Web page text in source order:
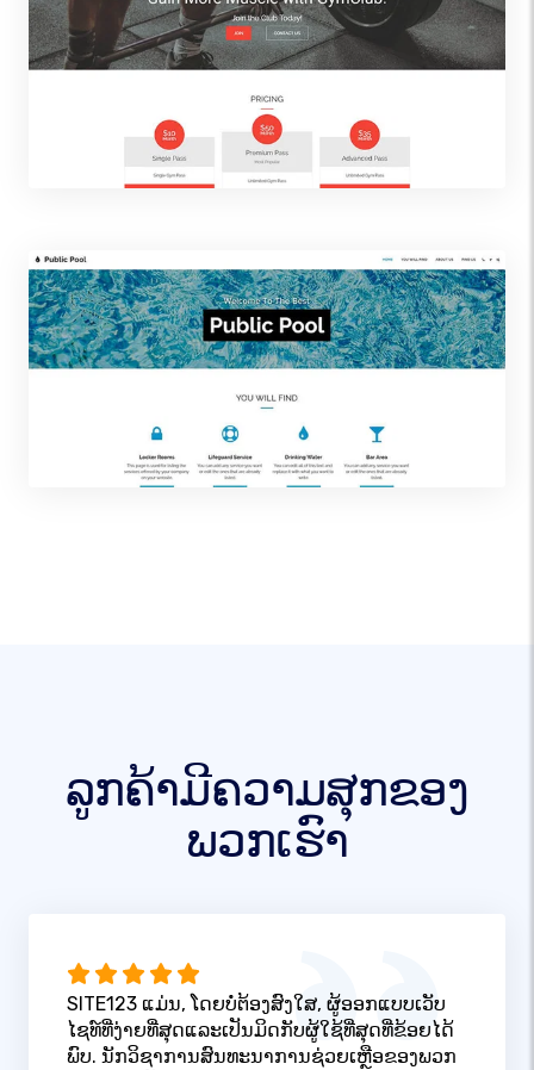
ລູກຄ້າມີຄວາມສຸກຂອງ
ພວກເຮົາ
SITE123 ແມ່ນ, ໂດຍບໍ່ຕ້ອງສົງໃສ, ຜູ້ອອກແບບເວັບ
ໄຊທ໌ທີ່ງ່າຍທີ່ສຸດແລະເປັນມິດກັບຜູ້ໃຊ້ທີ່ສຸດທີ່ຂ້ອຍໄດ້
ພົບ. ນັກວິຊາການສົນທະນາການຊ່ວຍເຫຼືອຂອງພວກ